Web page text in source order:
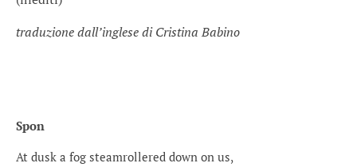
traduzione dall’inglese di Cristina Babino
Spon
At dusk a fog steamrollered down on us,